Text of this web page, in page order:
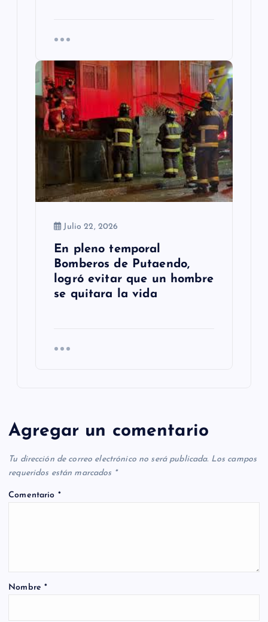
Julio 22, 2026
En pleno temporal
Bomberos de Putaendo,
logró evitar que un hombre
se quitara la vida
Agregar un comentario
Tu dirección de correo electrónico no será publicada. Los campos
requeridos están marcados *
Comentario *
Nombre*